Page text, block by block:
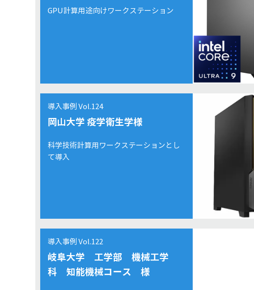
GPU計算用途向けワークステーション
導入事例 Vol.124
岡山大学 疫学衛生学様
科学技術計算用ワークステーションとし
て導入
導入事例 Vol.122
岐阜大学 工学部 機械工学
科 知能機械コース 様